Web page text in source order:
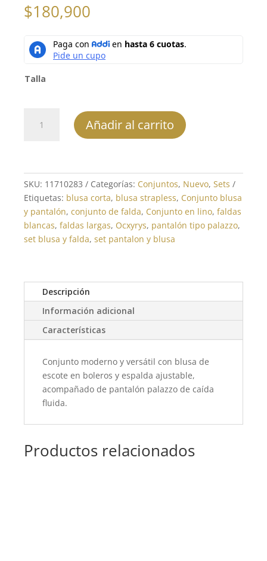
$180,900
Talla
Pantalón
Añadir al carrito
SKU: 11710283 Categorías: Conjuntos, Nuevo, Sets
Etiquetas: blusa corta, blusa strapless, Conjunto blusa
y pantalón, conjunto de falda, Conjunto en lino, faldas
blancas, faldas largas, Ocxyrys, pantalón tipo palazzo,
set blusa y falda, set pantalon y blusa
Descripción
Información adicional
Características
Conjunto moderno y versátil con blusa de
escote en boleros y espalda ajustable,
acompañado de pantalón palazzo de caída
fluida.
Productos relacionados